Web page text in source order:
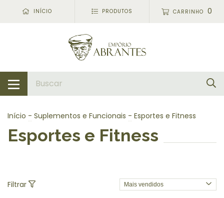
INÍCIO PRODUTOS CARRINHO 0
Início - Suplementos e Funcionais - Esportes e Fitness
Esportes e Fitness
Filtrar